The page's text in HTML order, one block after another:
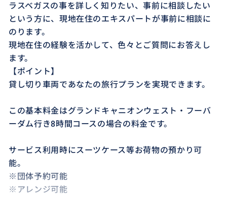
ラスベガスの事を詳しく知りたい、事前に相談したい
という方に、現地在住のエキスパートが事前に相談に
のります。
現地在住の経験を活かして、色々とご質問にお答えし
ます。
【ポイント】
貸し切り車両であなたの旅行プランを実現できます。
この基本料金はグランドキャニオンウェスト・フーバ
ーダム行き8時間コースの場合の料金です。
サービス利用時にスーツケース等お荷物の預かり可
能。
※団体予約可能
※アレンジ可能